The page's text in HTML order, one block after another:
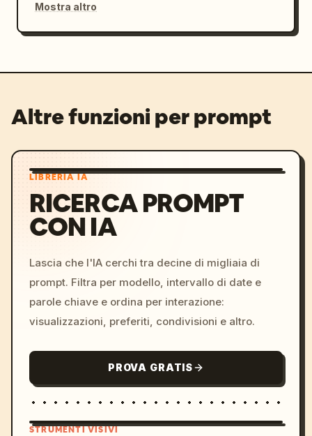
Mostra altro
Altre funzioni per prompt
LIBRERIA IA
RICERCA PROMPT
CON IA
Lascia che l'IA cerchi tra decine di migliaia di
prompt. Filtra per modello, intervallo di date e
parole chiave e ordina per interazione:
visualizzazioni, preferiti, condivisioni e altro.
PROVA GRATIS
STRUMENTI VISIVI